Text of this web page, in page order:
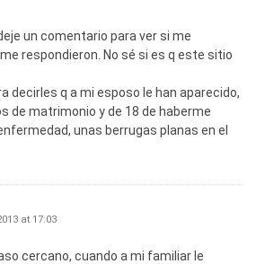
un comentario para ver si me
respondieron. No sé si es q este sitio
decirles q a mi esposo le han aparecido,
de matrimonio y de 18 de haberme
unas berrugas planas en el
No saben como nos sentimos
esta enfermedad y esto no termina
hacer para q ese virus se detenga,
nadie ayuda sicológicamente.
dentro de unos días. Les dejaré
at 17:03
cercano, cuando a mi familiar le